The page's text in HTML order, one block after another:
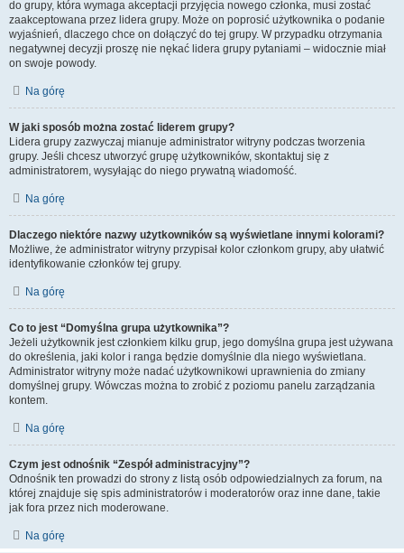
do grupy, która wymaga akceptacji przyjęcia nowego członka, musi zostać
zaakceptowana przez lidera grupy. Może on poprosić użytkownika o podanie
wyjaśnień, dlaczego chce on dołączyć do tej grupy. W przypadku otrzymania
negatywnej decyzji proszę nie nękać lidera grupy pytaniami – widocznie miał
on swoje powody.
Na górę
W jaki sposób można zostać liderem grupy?
Lidera grupy zazwyczaj mianuje administrator witryny podczas tworzenia
grupy. Jeśli chcesz utworzyć grupę użytkowników, skontaktuj się z
administratorem, wysyłając do niego prywatną wiadomość.
Na górę
Dlaczego niektóre nazwy użytkowników są wyświetlane innymi kolorami?
Możliwe, że administrator witryny przypisał kolor członkom grupy, aby ułatwić
identyfikowanie członków tej grupy.
Na górę
Co to jest “Domyślna grupa użytkownika”?
Jeżeli użytkownik jest członkiem kilku grup, jego domyślna grupa jest używana
do określenia, jaki kolor i ranga będzie domyślnie dla niego wyświetlana.
Administrator witryny może nadać użytkownikowi uprawnienia do zmiany
domyślnej grupy. Wówczas można to zrobić z poziomu panelu zarządzania
kontem.
Na górę
Czym jest odnośnik “Zespół administracyjny”?
Odnośnik ten prowadzi do strony z listą osób odpowiedzialnych za forum, na
której znajduje się spis administratorów i moderatorów oraz inne dane, takie
jak fora przez nich moderowane.
Na górę